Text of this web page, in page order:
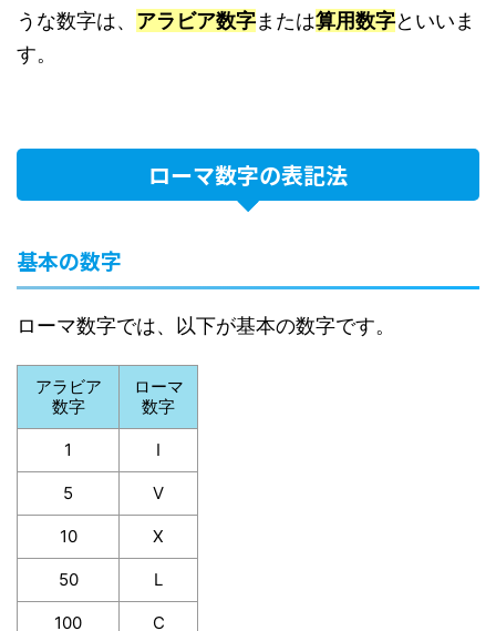
うな数字は、 アラビア数字または算用数字といいま
す。
ローマ数字の表記法
基本の数字
ローマ数字では、以下が基本の数字です。
アラビア
数字
ローマ
数字
1 I
5 V
10 X
50 L
100 C